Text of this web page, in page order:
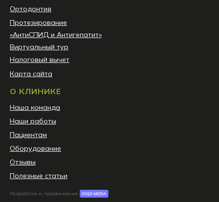
О КЛИНИКЕ
Наша команда
Наши работы
Пациентам
Оборудование
Отзывы
Полезные статьи
Разработка и продвижение
Ортодонтия
Протезирование
«АнтиСПИД и Антигепатит»
Виртуальный тур
Налоговый вычет
Карта сайта